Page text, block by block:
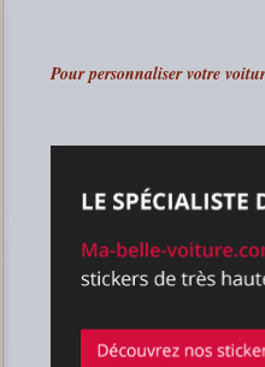
Pour personnaliser votre